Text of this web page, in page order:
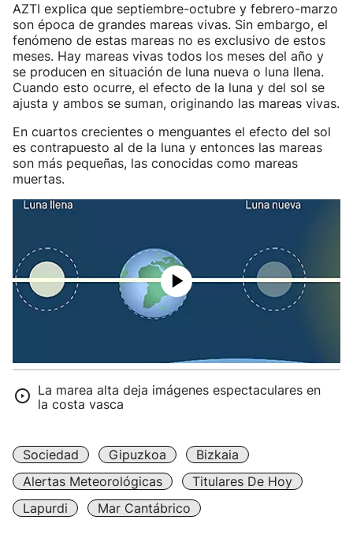
AZTI explica que septiembre-octubre y febrero-marzo
son época de grandes mareas vivas. Sin embargo, el
fenómeno de estas mareas no es exclusivo de estos
meses. Hay mareas vivas todos los meses del año y
se producen en situación de luna nueva o luna llena.
Cuando esto ocurre, el efecto de la luna y del sol se
ajusta y ambos se suman, originando las mareas vivas.
En cuartos crecientes o menguantes el efecto del sol
es contrapuesto al de la luna y entonces las mareas
son más pequeñas, las conocidas como mareas
muertas.
La marea alta deja imágenes espectaculares en
la costa vasca
Sociedad Gipuzkoa
Bizkaia
Alertas Meteorológicas
Titulares De Hoy
Lapurdi
Mar Cantábrico